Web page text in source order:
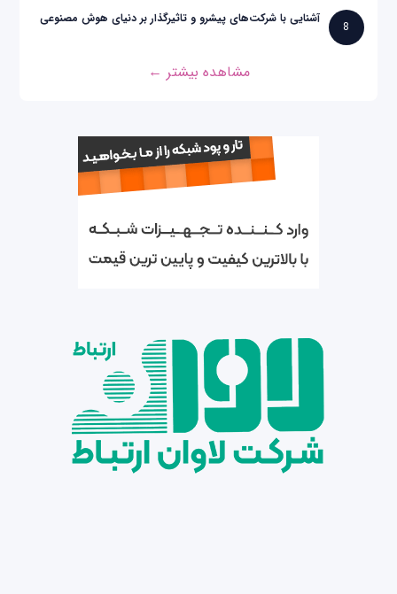
8
آشنایی با شرکت‌های پیشرو و تاثیرگذار بر دنیای هوش مصنوعی
مشاهده بیشتر ←